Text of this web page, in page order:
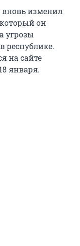
изменил
он
угрозы
республике.
на сайте
января.